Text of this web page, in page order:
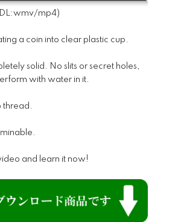
wmv/mp4)
a coin into clear plastic cup.
solid. No slits or secret holes,
with water in it.
thread.
and learn it now!